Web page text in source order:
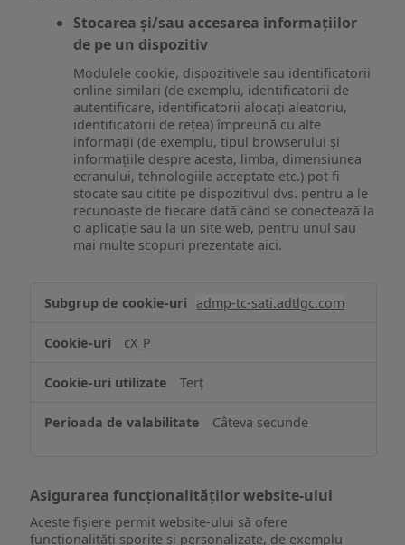
Stocarea și/sau accesarea informațiilor
de pe un dispozitiv
Modulele cookie, dispozitivele sau identificatorii
online similari (de exemplu, identificatorii de
autentificare, identificatorii alocați aleatoriu,
identificatorii de rețea) împreună cu alte
informații (de exemplu, tipul browserului și
informațiile despre acesta, limba, dimensiunea
ecranului, tehnologiile acceptate etc.) pot fi
stocate sau citite pe dispozitivul dvs. pentru a le
recunoaște de fiecare dată când se conectează la
o aplicație sau la un site web, pentru unul sau
mai multe scopuri prezentate aici.
și/sau
informațiilor
pe
dispozitiv
admp-tc-sati.adtlgc.com
cX_P
Terț
Câteva secunde
Asigurarea funcționalităților website-ului
Aceste fișiere permit website-ului să ofere
funcționalități sporite și personalizate, de exemplu